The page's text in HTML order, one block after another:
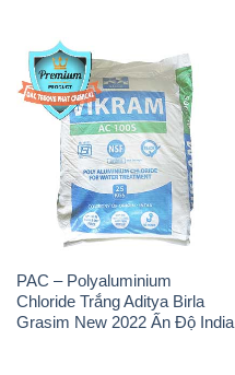
PAC – Polyaluminium
Chloride Trắng Aditya Birla
Grasim New 2022 Ấn Độ India